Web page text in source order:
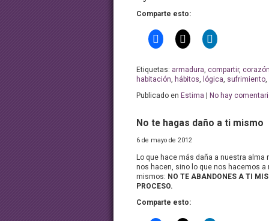
Comparte esto:
Etiquetas: armadura, compartir,
habitación, hábitos, lógica, sufrimiento,
Publicado en Estima No hay
No te hagas daño a ti mismo
6 de mayo de 2012
Lo que hace más daña a nuestra alma
nos hacen, sino lo que nos hacemos a
mismos: NO TE ABANDONES A TI
PROCESO.
Comparte esto: